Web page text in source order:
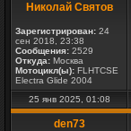
Николай Святов
Зарегистрирован: 24
сен 2018, 23:38
Сообщения: 2529
Откуда: Москва
Мотоцикл(ы): FLHTCSE
Electra Glide 2004
25 янв 2025, 01:08
den73